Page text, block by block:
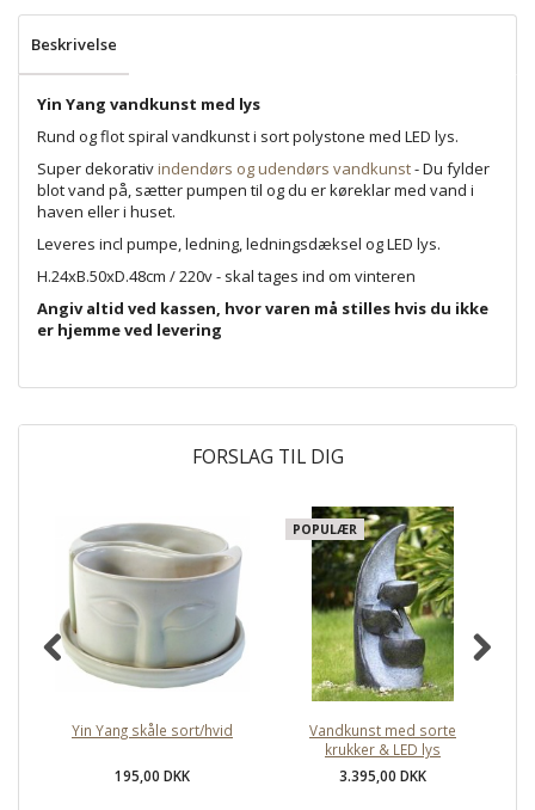
Beskrivelse
Yin Yang vandkunst med lys
Rund og flot spiral vandkunst i sort polystone med LED lys.
Super dekorativindendørs og udendørs vandkunst- Du fylder
blot vand på, sætter pumpen til og du er køreklar med vand i
haven eller i huset.
Leveres incl pumpe, ledning, ledningsdæksel og LED lys.
H.24xB.50xD.48cm / 220v - skal tages ind om vinteren
Angiv altid ved kassen, hvor varen må stilles hvis du ikke
er hjemme ved levering
FORSLAG TIL DIG
Yin Yang skåle sort/hvid
195,00 DKK
POPULÆR
Vandkunst med sorte
krukker & LED lys
3.395,00 DKK